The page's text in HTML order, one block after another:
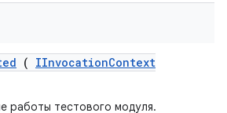
( IInvocationContext
работы тестового модуля.